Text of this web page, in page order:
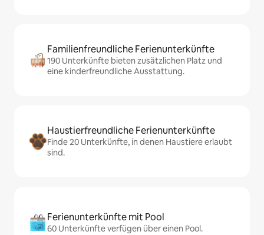
Familienfreundliche Ferienunterkünfte
190 Unterkünfte bieten zusätzlichen Platz und
eine kinderfreundliche Ausstattung.
Haustierfreundliche Ferienunterkünfte
Finde 20 Unterkünfte, in denen Haustiere erlaubt
sind.
Ferienunterkünfte mit Pool
60 Unterkünfte verfügen über einen Pool.